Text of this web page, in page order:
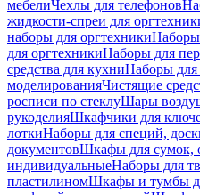
мебелиЧехлы для телефонов
жидкости-спреи для
наборы для оргтехникиНаборы
для оргтехникиНаборы для
средства для кухниНаборы для
моделированияЧистящие
росписи по стеклуШары
рукоделияШкафчики для
лоткиНаборы для специй,
документовШкафы для сумок,
индивидуальныеНаборы для
пластилиномШкафы и тумбы